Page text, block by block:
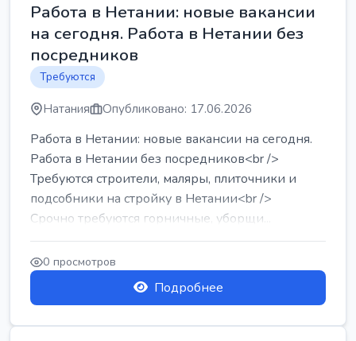
Работа в Нетании: новые вакансии
на сегодня. Работа в Нетании без
посредников
Требуются
Натания Опубликовано: 17.06.2026
Работа в Нетании: новые вакансии на сегодня.
Работа в Нетании без посредников<br />
Требуются строители, маляры, плиточники и
подсобники на стройку в Нетании<br />
Срочно требуются горничные, уборщи...
0 просмотров
Подробнее